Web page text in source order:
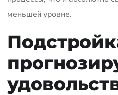
меньшей уровне.